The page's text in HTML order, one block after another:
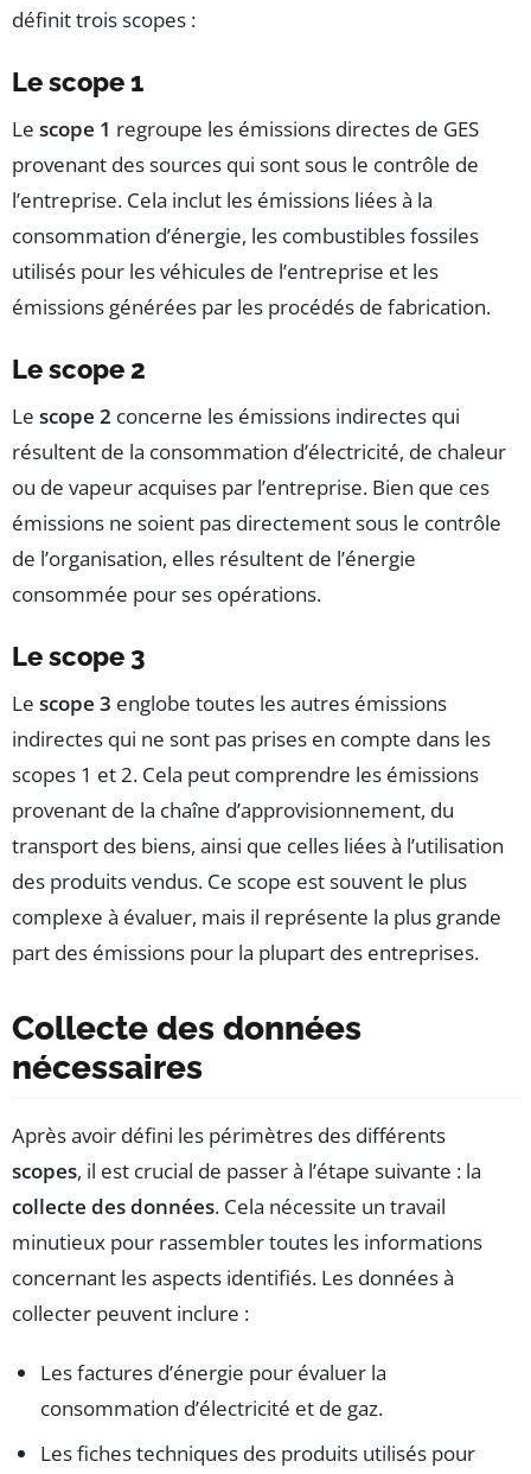
définit trois scopes :
Le scope 1
Le scope 1 regroupe les émissions directes de GES
provenant des sources qui sont sous le contrôle de
l’entreprise. Cela inclut les émissions liées à la
consommation d’énergie, les combustibles fossiles
utilisés pour les véhicules de l’entreprise et les
émissions générées par les procédés de fabrication.
Le scope 2
Le scope 2 concerne les émissions indirectes qui
résultent de la consommation d’électricité, de chaleur
ou de vapeur acquises par l’entreprise. Bien que ces
émissions ne soient pas directement sous le contrôle
de l’organisation, elles résultent de l’énergie
consommée pour ses opérations.
Le scope 3
Le scope 3 englobe toutes les autres émissions
indirectes qui ne sont pas prises en compte dans les
scopes 1 et 2. Cela peut comprendre les émissions
provenant de la chaîne d’approvisionnement, du
transport des biens, ainsi que celles liées à l’utilisation
des produits vendus. Ce scope est souvent le plus
complexe à évaluer, mais il représente la plus grande
part des émissions pour la plupart des entreprises.
Collecte des données
nécessaires
Après avoir défini les périmètres des différents
scopes, il est crucial de passer à l’étape suivante : la
collecte des données. Cela nécessite un travail
minutieux pour rassembler toutes les informations
concernant les aspects identifiés. Les données à
collecter peuvent inclure :
Les factures d’énergie pour évaluer la
consommation d’électricité et de gaz.
Les fiches techniques des produits utilisés pour